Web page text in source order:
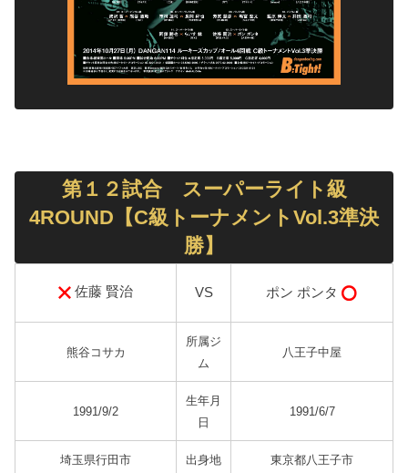
第１２試合 スーパーライト級
4ROUND【C級トーナメントVol.3準決
勝】
佐藤 賢治 VS ポン ポンタ
熊谷コサカ
所属ジ
ム
八王子中屋
1991/9/2
生年月
日
1991/6/7
埼玉県行田市 出身地 東京都八王子市